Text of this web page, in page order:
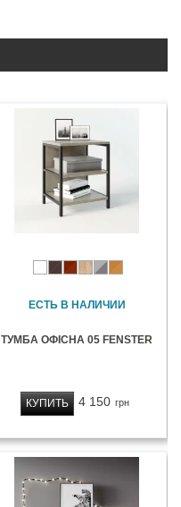
ЕСТЬ В НАЛИЧИИ
ТУМБА ОФІСНА 05 FENSTER
4 150 грн
КУПИТЬ